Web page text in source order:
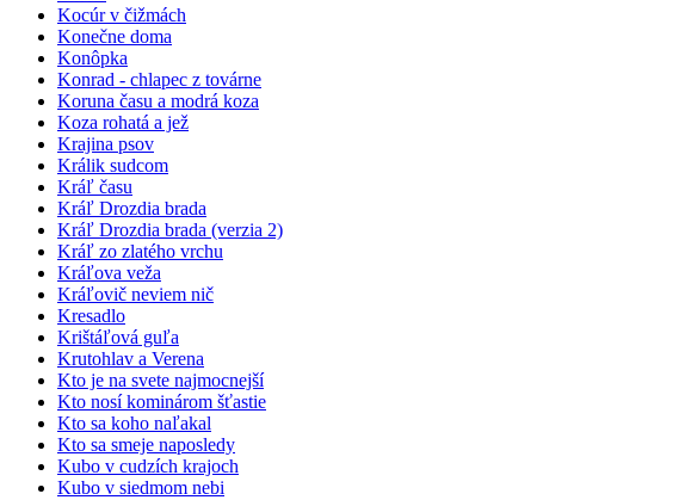
Kocúr v čižmách
Konečne doma
Konôpka
Konrad - chlapec z továrne
Koruna času a modrá koza
Koza rohatá a jež
Krajina psov
Králik sudcom
Kráľ času
Kráľ Drozdia brada
Kráľ Drozdia brada (verzia 2)
Kráľ zo zlatého vrchu
Kráľova veža
Kráľovič neviem nič
Kresadlo
Krištáľová guľa
Krutohlav a Verena
Kto je na svete najmocnejší
Kto nosí kominárom šťastie
Kto sa koho naľakal
Kto sa smeje naposledy
Kubo v cudzích krajoch
Kubo v siedmom nebi